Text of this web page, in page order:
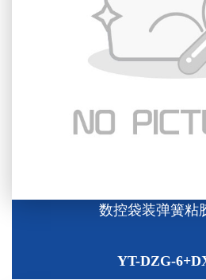
数控袋装弹簧粘
YT-DZG-